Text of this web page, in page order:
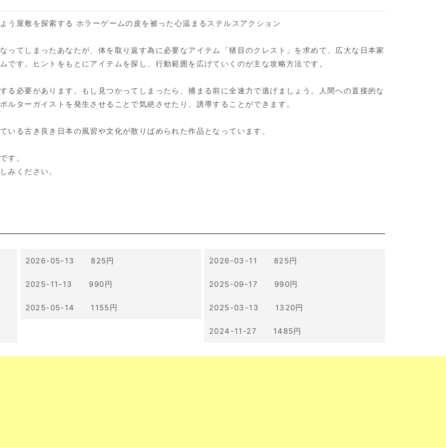
う屋敷を探索する ホラーゲームの皮を被った心温まるステルスアクション
ってしまったあなたが、体を取り返す為に必要なアイテム「猪目のクレスト」を求めて、広大な日本家
です。ヒントをもとにアイテムを探し、行動範囲を広げていくのが主な攻略方法です。
る必要があります。もし見つかってしまったら、捕まる前に全速力で逃げましょう。人間への直接的な
ルターガイストを発生させることで気絶させたり、誘導することができます。
いる古き良き日本の風習や文化が散りばめられた作品となっています。
す。
みください。
2026-05-13 825円 2026-03-11 825円
2025-11-13 990円 2025-09-17 990円
2025-05-14 1155円 2025-03-13 1320円
2024-11-27 1485円